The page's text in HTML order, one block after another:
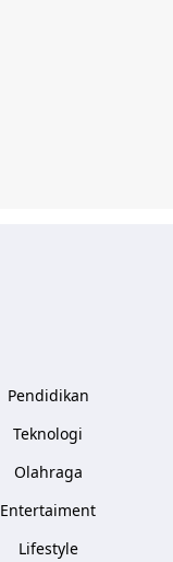
Pendidikan
Teknologi
Olahraga
Entertaiment
Lifestyle